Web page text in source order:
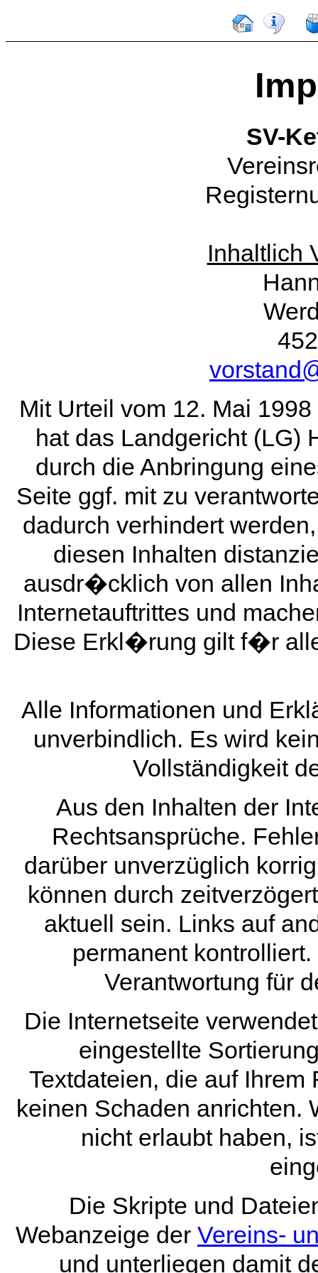
SV-
Inhaltlich
Mit Urteil vom 12. Mai
hat das Landgericht (LG)
durch die Anbringung
Seite ggf. mit zu
dadurch verhindert
diesen Inhalten
ausdr�cklich von allen
Internetauftrittes und
Diese Erkl�rung gilt f�r
Alle Informationen und
unverbindlich. Es wird
Vollständigkeit
Aus den Inhalten der
Rechtsansprüche.
darüber unverzüglich
können durch
aktuell sein. Links auf
permanent
Verantwortung für
Die Internetseite
eingestellte
Textdateien, die auf
keinen Schaden anrichten.
nicht erlaubt haben,
Die Skripte und
Webanzeige der Vereins-
und unterliegen damit